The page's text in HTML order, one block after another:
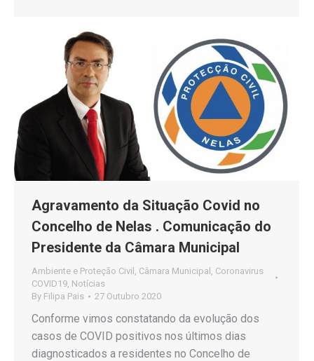
Agravamento da Situação Covid no
Concelho de Nelas . Comunicação do
Presidente da Câmara Municipal
Ambiente e Proteção Civil Câmara Municipal Coronavirus
COVID19 Notícias
By Filipa Pais 27 Outubro 2020
Conforme vimos constatando da evolução dos
casos de COVID positivos nos últimos dias
diagnosticados a residentes no Concelho de